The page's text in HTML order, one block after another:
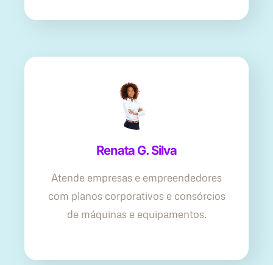
Renata G. Silva
Atende empresas e empreendedores
com planos corporativos e consórcios
de máquinas e equipamentos.